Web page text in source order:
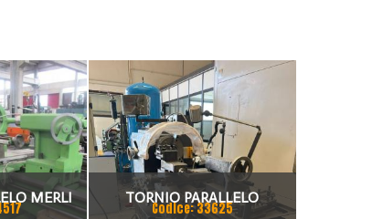
MERLI
TORNIO PARALLELO
Codice: 33625